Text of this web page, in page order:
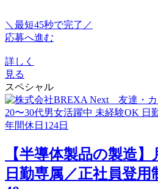
＼最短45秒で完了／
応募へ進む
詳しく
見る
スペシャル
【半導体製品の製造
日勤専属／正社員登用